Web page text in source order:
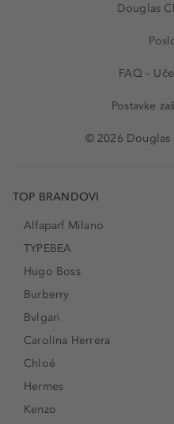
Douglas
FAQ –
Postavke
© 2026
TOP BRANDOVI
Alfaparf Milano
TYPEBEA
Hugo Boss
Burberry
Bvlgari
Carolina Herrera
Chloé
Hermes
Kenzo